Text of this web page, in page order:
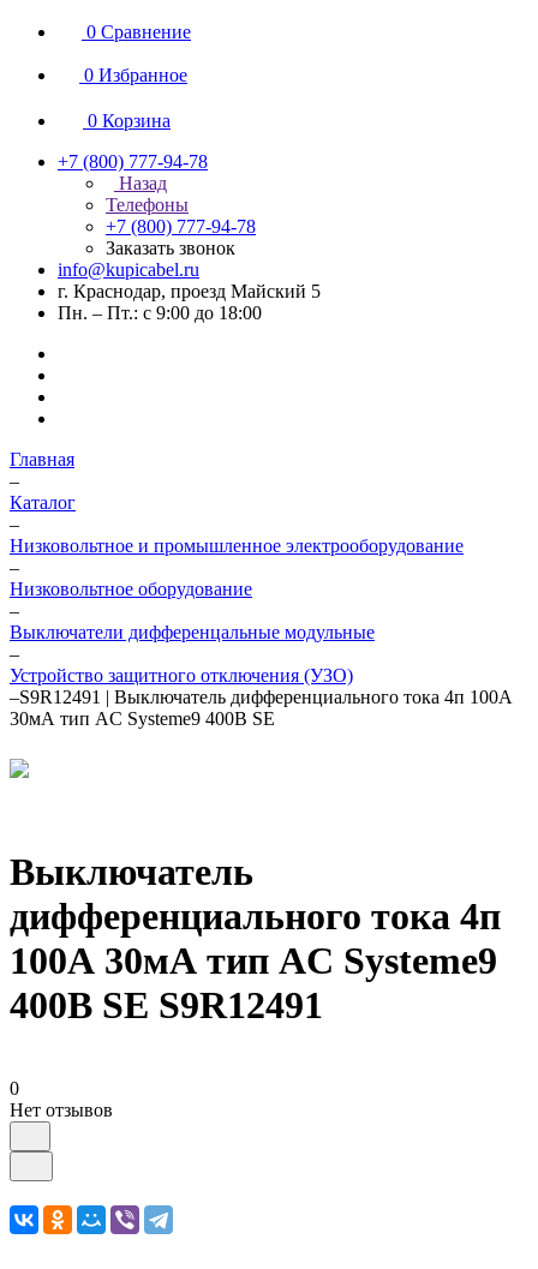
0 Сравнение
0 Избранное
0 Корзина
+7 (800) 777-94-78
Назад
Телефоны
+7 (800) 777-94-78
Заказать звонок
info@kupicabel.ru
г. Краснодар, проезд Майский 5
Пн. – Пт.: с 9:00 до 18:00
Главная
–
Каталог
–
Низковольтное и промышленное электрооборудование
–
Низковольтное оборудование
–
Выключатели дифференцальные модульные
–
Устройство защитного отключения (УЗО)
–S9R12491 | Выключатель дифференциального тока 4п 100А
30мА тип AC Systeme9 400В SE
Выключатель
дифференциального тока 4п
100А 30мА тип AC Systeme9
400В SE S9R12491
0
Нет отзывов